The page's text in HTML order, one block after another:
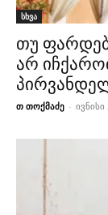
სხვა
თუ
არ
თ თოქმაძე - ივნისი